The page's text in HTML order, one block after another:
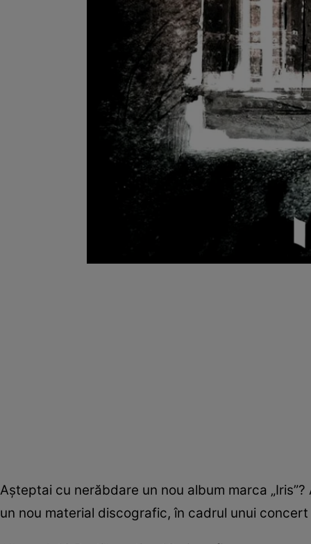
Aşteptai cu nerăbdare un nou album marca
un nou material discografic, în cadrul unui